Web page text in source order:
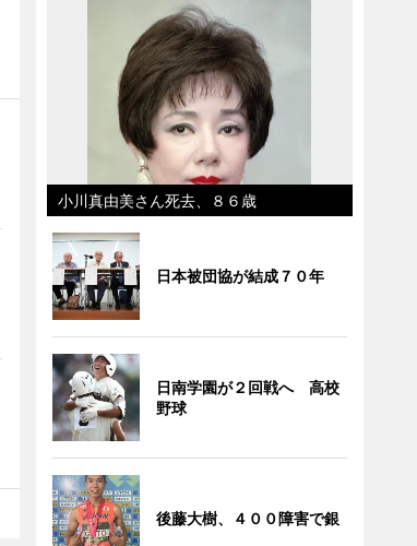
小川真由美さん死去、８６歳
日本被団協が結成７０年
日南学園が２回戦へ 高校
野球
後藤大樹、４００障害で銀